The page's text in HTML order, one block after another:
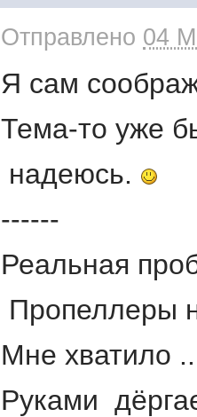
Отправлено 04
Я сам
Тема-то уже
надеюсь.
------
Реальная
Пропеллеры
Мне хватило
Руками